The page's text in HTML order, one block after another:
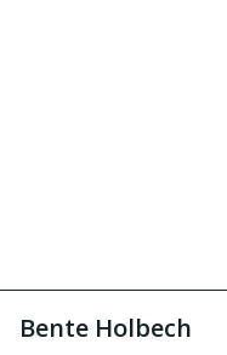
Bente Holbech